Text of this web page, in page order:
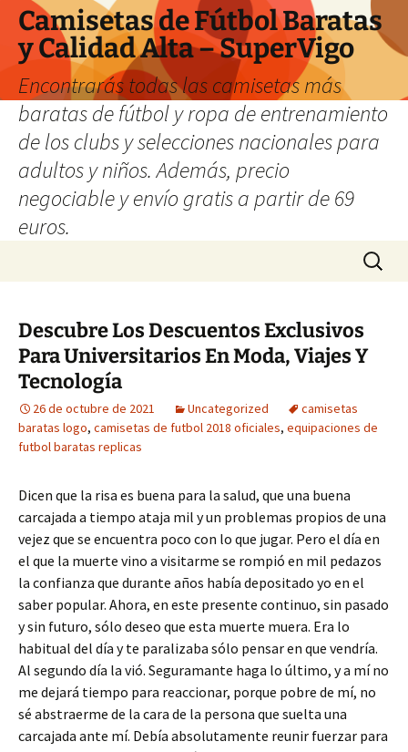
Camisetas de Fútbol Baratas
y Calidad Alta – SuperVigo
Encontrarás todas las camisetas más
baratas de fútbol y ropa de entrenamiento
de los clubs y selecciones nacionales para
adultos y niños. Además, precio
negociable y envío gratis a partir de 69
euros.
Buscar:
Descubre Los Descuentos Exclusivos
Para Universitarios En Moda, Viajes Y
Tecnología
26 de octubre de 2021 Uncategorized
camisetas
baratas logo, camisetas de futbol 2018 oficiales, equipaciones de
futbol baratas replicas
Dicen que la risa es buena para la salud, que una buena
carcajada a tiempo ataja mil y un problemas propios de una
vejez que se encuentra poco con lo que jugar. Pero el día en
el que la muerte vino a visitarme se rompió en mil pedazos
la confianza que durante años había depositado yo en el
saber popular. Ahora, en este presente continuo, sin pasado
y sin futuro, sólo deseo que esta muerte muera. Era lo
habitual del día y te paralizaba sólo pensar en que vendría.
Al segundo día la vió. Seguramante haga lo último, y a mí no
me dejará tiempo para reaccionar, porque pobre de mí, no
sé abstraerme de la cara de la persona que suelta una
carcajada ante mí. Debía absolutamente reunir fuerzar para